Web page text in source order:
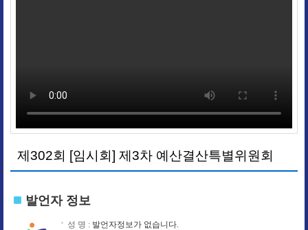
제302회 [임시회] 제3차 예산결산특별위원회
발언자 정보
성 명 : 발언자정보가 없습니다.